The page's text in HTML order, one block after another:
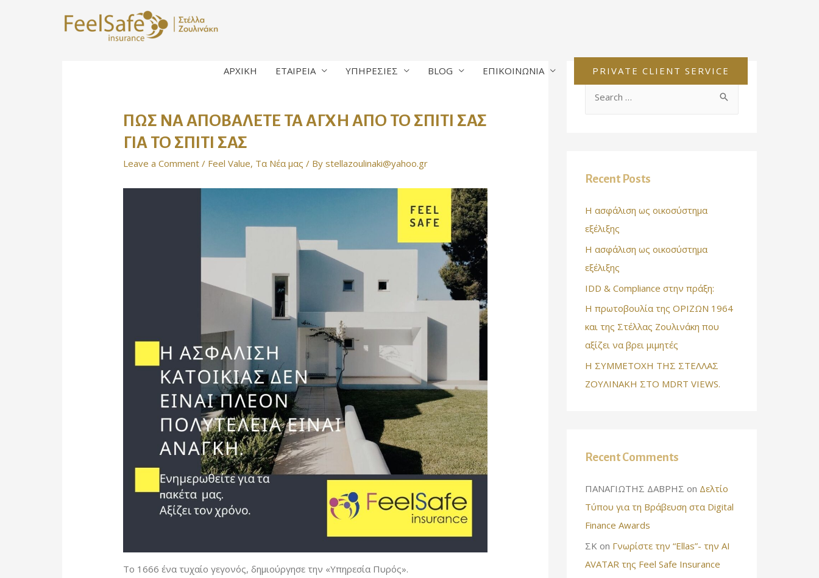
ΑΡΧΙΚΗ ΕΤΑΙΡΕΙΑ ΥΠΗΡΕΣΙΕΣ BLOG ΕΠΙΚΟΙΝΩΝΙΑ PRIVATE CLIENT SERVICE
ΠΩΣ ΝΑ ΑΠΟΒΑΛΕΤΕ ΤΑ ΑΓΧΗ ΑΠΟ ΤΟ ΣΠΙΤΙ ΣΑΣ
ΓΙΑ ΤΟ ΣΠΙΤΙ ΣΑΣ
Leave a Comment / Feel Value, Τα Νέα μας / Bystellazoulinaki@yahoo.gr
Το 1666 ένα τυχαίο γεγονός, δημιούργησε την «Υπηρεσία Πυρός».
Recent Posts
Η ασφάλιση ως οικοσύστημα
εξέλιξης
Η ασφάλιση ως οικοσύστημα
εξέλιξης
IDD & Compliance στην πράξη:
Η πρωτοβουλία της ΟΡΙΖΩΝ 1964
και της Στέλλας Ζουλινάκη που
αξίζει να βρει μιμητές
Η ΣΥΜΜΕΤΟΧΗ ΤΗΣ ΣΤΕΛΛΑΣ
ΖΟΥΛΙΝΑΚΗ ΣΤΟ MDRT VIEWS.
Recent Comments
ΠΑΝΑΓΙΩΤΗΣ ΔΑΒΡΗΣ on Δελτίο
Τύπου για τη Βράβευση στα Digital
Finance Awards
ΣΚ on Γνωρίστε την “Ellas”- την AI
AVATAR της Feel Safe Insurance